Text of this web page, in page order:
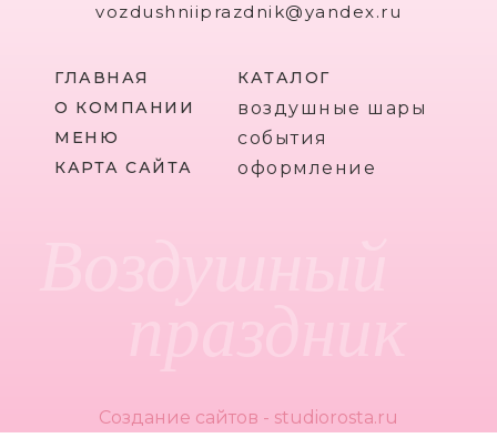
ГЛАВНАЯ
Создание сайтов - studiorosta.ru
vozdushniiprazdnik@yandex.ru
О КОМПАНИИ
КАРТА САЙТА
МЕНЮ
КАТАЛОГ
воздушные шары
события
оформление